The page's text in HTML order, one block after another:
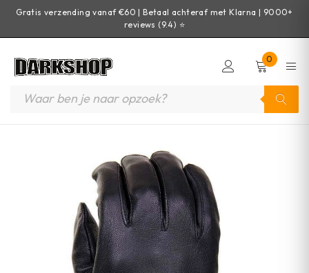
Gratis verzending vanaf €60 | Betaal achteraf met Klarna | 9000+
reviews (9.4) ⭐
0